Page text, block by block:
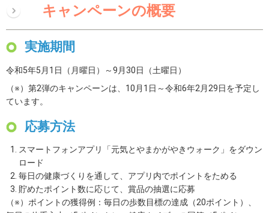
キャンペーンの概要
実施期間
令和5年5月1日（月曜日）～9月30日（土曜日）
（※）第2弾のキャンペーンは、10月1日～令和6年2月29日を予定し
ています。
応募方法
スマートフォンアプリ「元気とやまかがやきウォーク」をダウン
ロード
毎日の健康づくりを通して、アプリ内でポイントをためる
貯めたポイント数に応じて、賞品の抽選に応募
（※）ポイントの獲得例：毎日の歩数目標の達成（20ポイント）、